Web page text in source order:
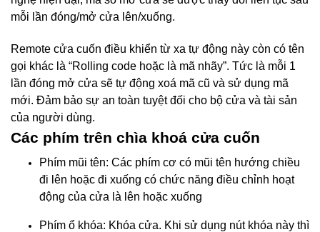
mỗi lần đóng/mở cửa lên/xuống.
Remote cửa cuốn điều khiển từ xa tự động này còn có tên
gọi khác là “Rolling code hoặc là mã nhãy”. Tức là mỗi 1
lần đóng mở cửa sẽ tự động xoá mã cũ và sử dụng mã
mới. Đảm bảo sự an toàn tuyệt đối cho bộ cửa và tài sản
của người dùng.
Các phím trên chìa khoá cửa cuốn
Phím mũi tên: Các phím cơ có mũi tên hướng chiều
đi lên hoặc đi xuống có chức năng điều chỉnh hoạt
động của cửa là lên hoặc xuống
Phím ổ khóa: Khóa cửa. Khi sử dụng nút khóa này thì